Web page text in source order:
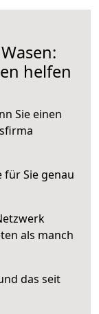
helfen
Sie einen
für Sie genau
als manch
das seit